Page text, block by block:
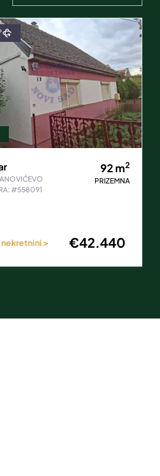
#558091
92 m2
PRIZEMNA
nekretnini > €42.440